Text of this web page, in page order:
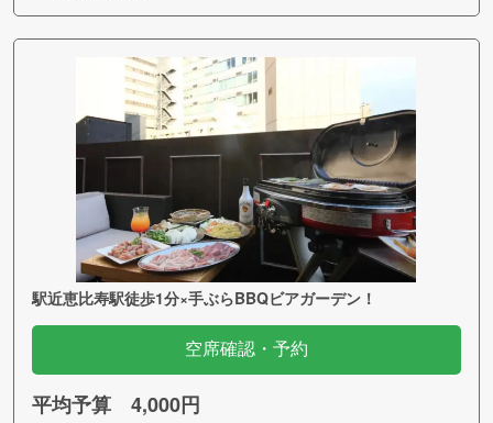
駅近恵比寿駅徒歩1分×手ぶらBBQビアガーデン！
空席確認・予約
平均予算 4,000円